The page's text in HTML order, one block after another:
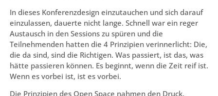
In dieses Konferenzdesign einzutauchen und sich darauf
einzulassen, dauerte nicht lange. Schnell war ein reger
Austausch in den Sessions zu spüren und die
Teilnehmenden hatten die 4 Prinzipien verinnerlicht: Die,
die da sind, sind die Richtigen. Was passiert, ist das, was
hätte passieren können. Es beginnt, wenn die Zeit reif ist.
Wenn es vorbei ist, ist es vorbei.
Die Prinzipien des Open Space nahmen den Druck,